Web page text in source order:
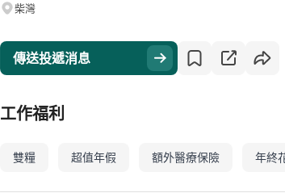
柴灣
傳送投遞消息
工作福利
雙糧 超值年假 額外醫療保險 年終